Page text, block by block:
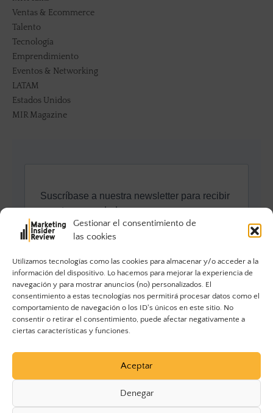
Gestionar el consentimiento de
las cookies
Utilizamos tecnologías como las cookies para almacenar y/o acceder a la
información del dispositivo. Lo hacemos para mejorar la experiencia de
navegación y para mostrar anuncios (no) personalizados. El
consentimiento a estas tecnologías nos permitirá procesar datos como el
comportamiento de navegación o los ID's únicos en este sitio. No
consentir o retirar el consentimiento, puede afectar negativamente a
ciertas características y funciones.
Aceptar
Denegar
Ventas & Ecommerce
Talento
Tecnología
Emprendimiento
Eventos & Networking
LATAM
Estados Unidos
MIR Magazine